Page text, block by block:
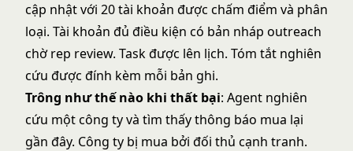
cập nhật với 20 tài khoản được chấm điểm và phân
loại. Tài khoản đủ điều kiện có bản nháp outreach
chờ rep review. Task được lên lịch. Tóm tắt nghiên
cứu được đính kèm mỗi bản ghi.
Trông như thế nào khi thất bại: Agent nghiên
cứu một công ty và tìm thấy thông báo mua lại
gần đây. Công ty bị mua bởi đối thủ cạnh tranh.